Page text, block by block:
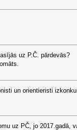
uz P.Č. pārdevās?
un orientieristi
uz PČ, jo 2017.gadā,